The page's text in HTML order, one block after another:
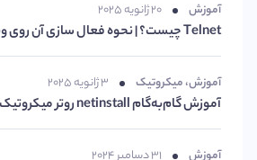
آموزش ۲۰ ژانویه ۲۰۲۵
Telnet چیست؟ | نحوه فعال سازی آن روی ویندوز
آموزش،میکروتیک ۳ ژانویه ۲۰۲۵
آموزش گام‌به‌گام netinstall روتر میکروتیک
آموزش ۳۱ دسامبر ۲۰۲۴